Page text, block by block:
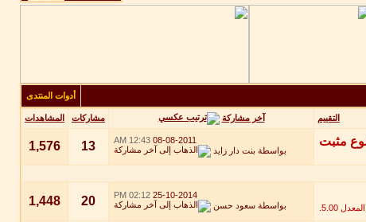
أدوات المنتدى
التقييم آخر مشاركة مشاركات المشاهدات
08-08-2011
12:43 AM
بواسطة بنت دار زايد 13
1,576
25-10-2014
02:12 PM
بواسطة سعود حسن 20
1,448